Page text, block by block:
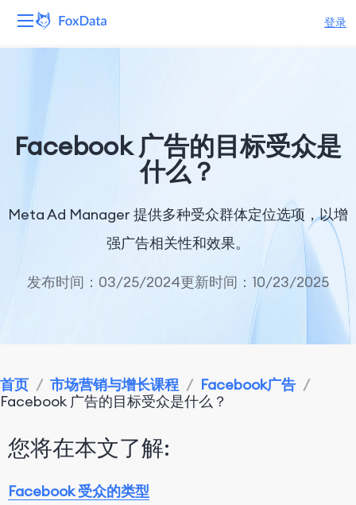
登录
解决方案
公司
Facebook 广告的目标受众是
什么？
Meta Ad Manager 提供多种受众群体定位选项，以增
强广告相关性和效果。
发布时间：03/25/2024更新时间：10/23/2025
首页 / 市场营销与增长课程 / Facebook广告 /
Facebook 广告的目标受众是什么？
您将在本文了解:
Facebook 受众的类型